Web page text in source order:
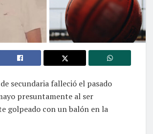
secundaria falleció el pasado
presuntamente al ser
golpeado con un balón en la